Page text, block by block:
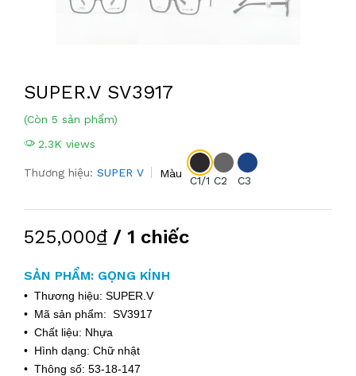
SUPER.V SV3917
(Còn 5 sản phẩm)
2.3K views
Thương hiệu: SUPER V Màu
C1/1 C2 C3
525,000₫ / 1 chiếc
SẢN PHẨM: GỌNG KÍNH
• Thương hiệu: SUPER.V
• Mã sản phẩm: SV3917
• Chất liệu: Nhựa
• Hình dạng: Chữ nhật
• Thông số: 53-18-147